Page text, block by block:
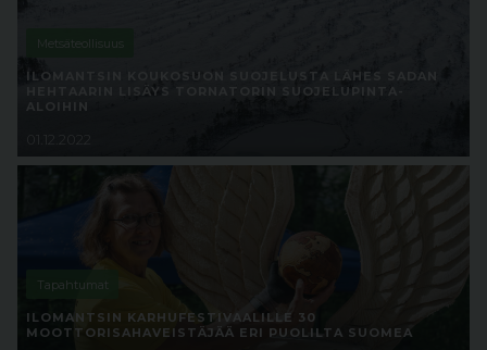
Metsäteollisuus
ILOMANTSIN KOUKOSUON SUOJELUSTA LÄHES SADAN
HEHTAARIN LISÄYS TORNATORIN SUOJELUPINTA-
ALOIHIN
Tapahtumat
ILOMANTSIN KARHUFESTIVAALILLE 30
MOOTTORISAHAVEISTÄJÄÄ ERI PUOLILTA SUOMEA